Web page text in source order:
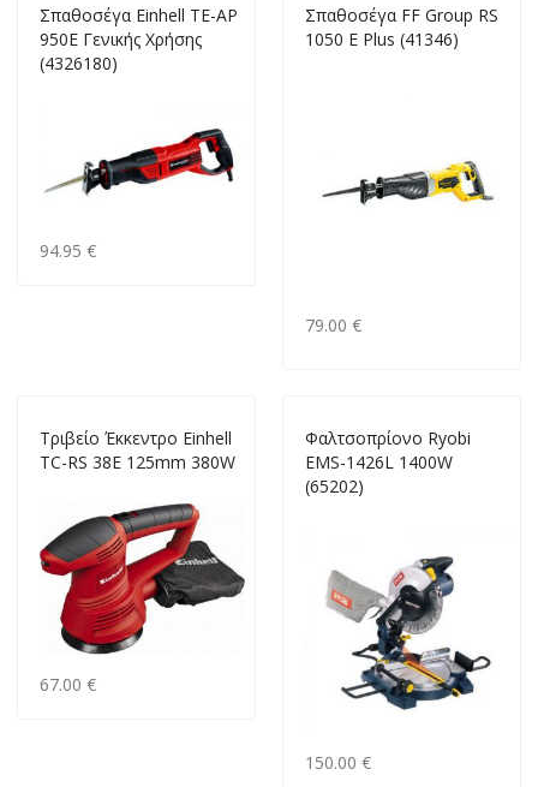
Σπαθοσέγα Einhell TE-AP
950E Γενικής Χρήσης
(4326180)
94.95 €
Σπαθοσέγα FF Group RS
1050 E Plus (41346)
79.00 €
Τριβείο Έκκεντρο Einhell
TC-RS 38E 125mm 380W
67.00 €
Φαλτσοπρίονο ‎Ryobi
EMS-1426L 1400W
(65202)
150.00 €